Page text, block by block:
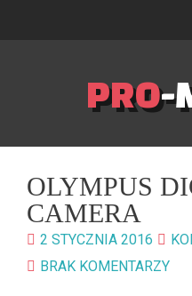
PRO-
OLYMPUS
CAMERA
2 STYCZNIA 2016
BRAK KOMENTARZY